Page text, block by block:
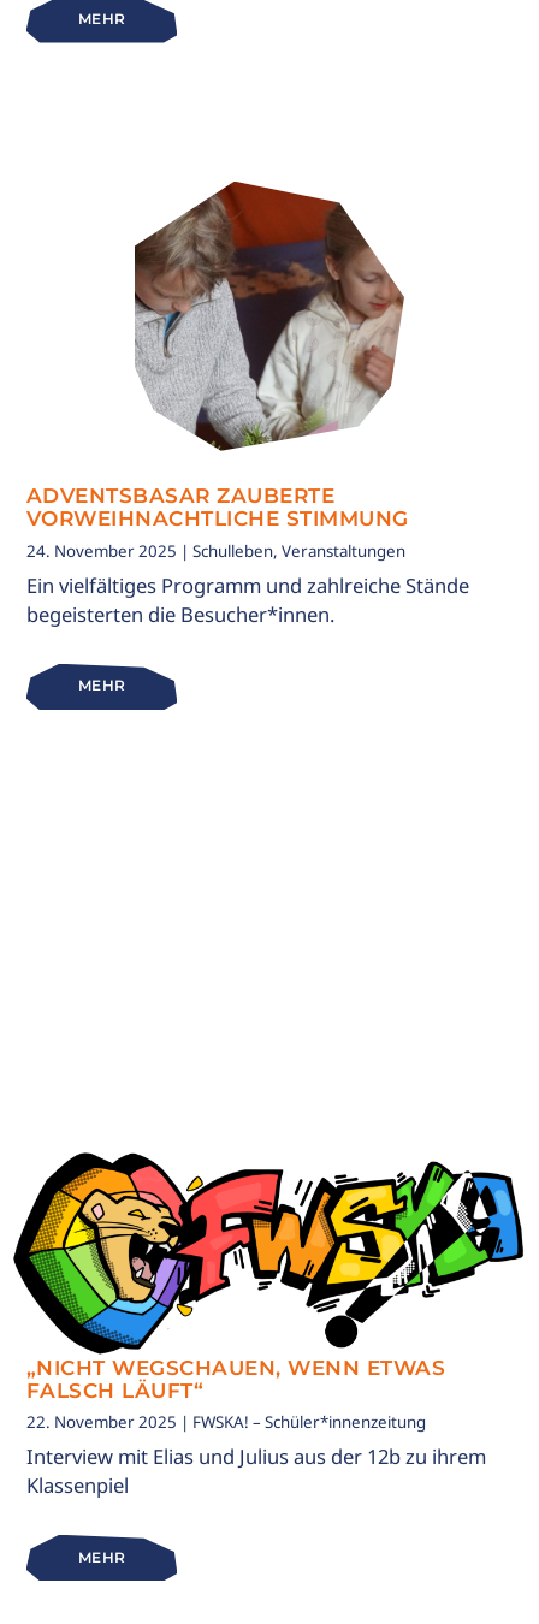
MEHR
ADVENTSBASAR ZAUBERTE
VORWEIHNACHTLICHE STIMMUNG
24. November 2025 | Schulleben, Veranstaltungen
Ein vielfältiges Programm und zahlreiche Stände
begeisterten die Besucher*innen.
MEHR
„NICHT WEGSCHAUEN, WENN ETWAS
FALSCH LÄUFT“
22. November 2025 | FWSKA! – Schüler*innenzeitung
Interview mit Elias und Julius aus der 12b zu ihrem
Klassenpiel
MEHR